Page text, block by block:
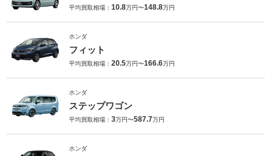
平均買取相場： 10.8万円〜148.8万円
ホンダ
フィット
平均買取相場： 20.5万円〜166.6万円
ホンダ
ステップワゴン
平均買取相場： 3万円〜587.7万円
ホンダ